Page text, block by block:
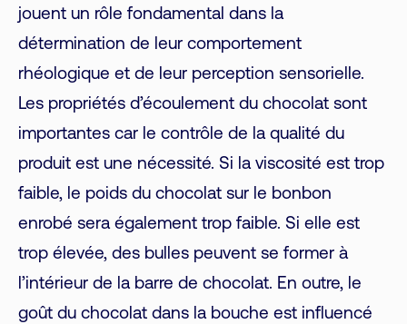
jouent un rôle fondamental dans la
détermination de leur comportement
rhéologique et de leur perception sensorielle.
Les propriétés d’écoulement du chocolat sont
importantes car le contrôle de la qualité du
produit est une nécessité. Si la viscosité est trop
faible, le poids du chocolat sur le bonbon
enrobé sera également trop faible. Si elle est
trop élevée, des bulles peuvent se former à
l’intérieur de la barre de chocolat. En outre, le
goût du chocolat dans la bouche est influencé